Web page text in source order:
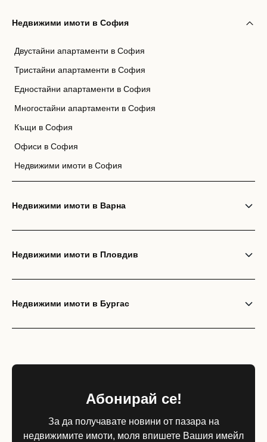
Недвижими имоти в София
Двустайни апартаменти в София
Тристайни апартаменти в София
Едностайни апартаменти в София
Многостайни апартаменти в София
Къщи в София
Офиси в София
Недвижими имоти в София
Недвижими имоти в Варна
Недвижими имоти в Пловдив
Недвижими имоти в Бургас
Абонирай се!
За да получавате новини от пазара на
недвижимите имоти, моля впишете Вашия имейл